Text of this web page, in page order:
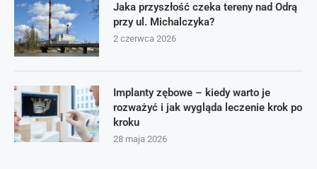
Jaka przyszłość czeka tereny nad Odrą
przy ul. Michalczyka?
2 czerwca 2026
Implanty zębowe – kiedy warto je
rozważyć i jak wygląda leczenie krok po
kroku
28 maja 2026